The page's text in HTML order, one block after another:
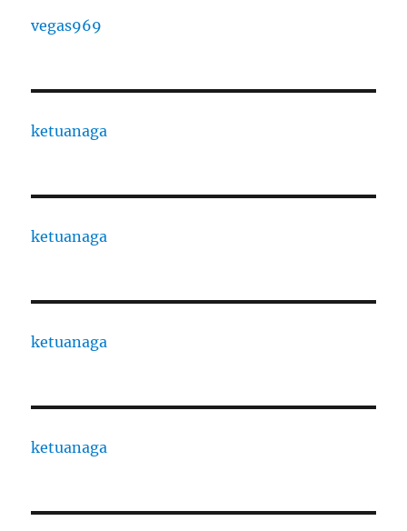
vegas969
ketuanaga
ketuanaga
ketuanaga
ketuanaga